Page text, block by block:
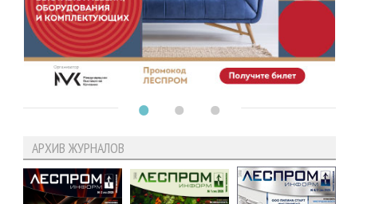
АРХИВ ЖУРНАЛОВ